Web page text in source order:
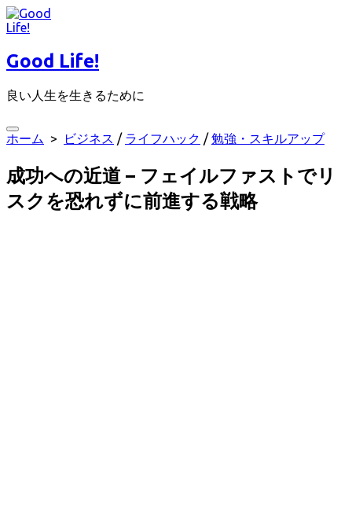
コ
ン
ン
へ
キ
ッ
Good Life!
良い人生を生きるために
検
り
え
ホーム > ビジネス / ライフハック /勉強・スキルアップ
成功への近道 – フェイルファストでリ
スクを恐れずに前進する戦略